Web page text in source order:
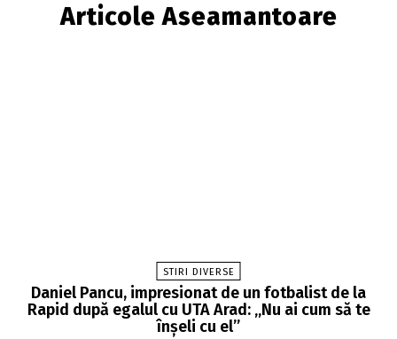
Articole Aseamantoare
STIRI DIVERSE
Daniel Pancu, impresionat de un fotbalist de la
Rapid după egalul cu UTA Arad: „Nu ai cum să te
înșeli cu el”